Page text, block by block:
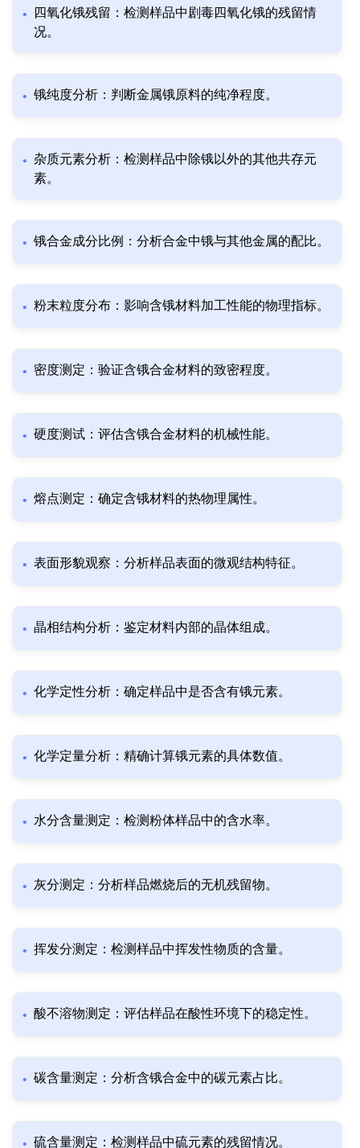
四氧化锇残留：检测样品中剧毒四氧化锇的残留情
况。
锇纯度分析：判断金属锇原料的纯净程度。
杂质元素分析：检测样品中除锇以外的其他共存元
素。
锇合金成分比例：分析合金中锇与其他金属的配比。
粉末粒度分布：影响含锇材料加工性能的物理指标。
密度测定：验证含锇合金材料的致密程度。
硬度测试：评估含锇合金材料的机械性能。
熔点测定：确定含锇材料的热物理属性。
表面形貌观察：分析样品表面的微观结构特征。
晶相结构分析：鉴定材料内部的晶体组成。
化学定性分析：确定样品中是否含有锇元素。
化学定量分析：精确计算锇元素的具体数值。
水分含量测定：检测粉体样品中的含水率。
灰分测定：分析样品燃烧后的无机残留物。
挥发分测定：检测样品中挥发性物质的含量。
酸不溶物测定：评估样品在酸性环境下的稳定性。
碳含量测定：分析含锇合金中的碳元素占比。
硫含量测定：检测样品中硫元素的残留情况。